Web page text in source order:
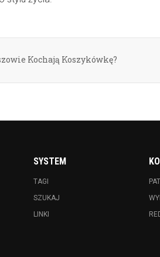
Kochają Koszykówkę?
SYSTEM
TAGI
SZUKAJ
LINKI